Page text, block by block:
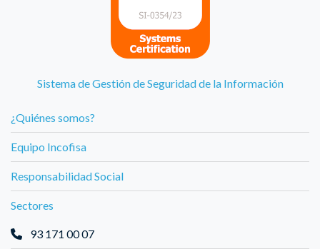
Sistema de Gestión de Seguridad de la Información
¿Quiénes somos?
Equipo Incofisa
Responsabilidad Social
Sectores
93 171 00 07